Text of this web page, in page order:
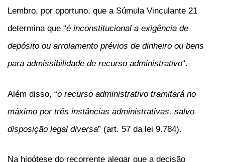
Lembro, por oportuno, que a Súmula Vinculante 21
determina que “é inconstitucional a exigência de
depósito ou arrolamento prévios de dinheiro ou bens
para admissibilidade de recurso administrativo“.
Além disso, “o recurso administrativo tramitará no
máximo por três instâncias administrativas, salvo
disposição legal diversa” (art. 57 da lei 9.784).
Na hipótese do recorrente alegar que a decisão